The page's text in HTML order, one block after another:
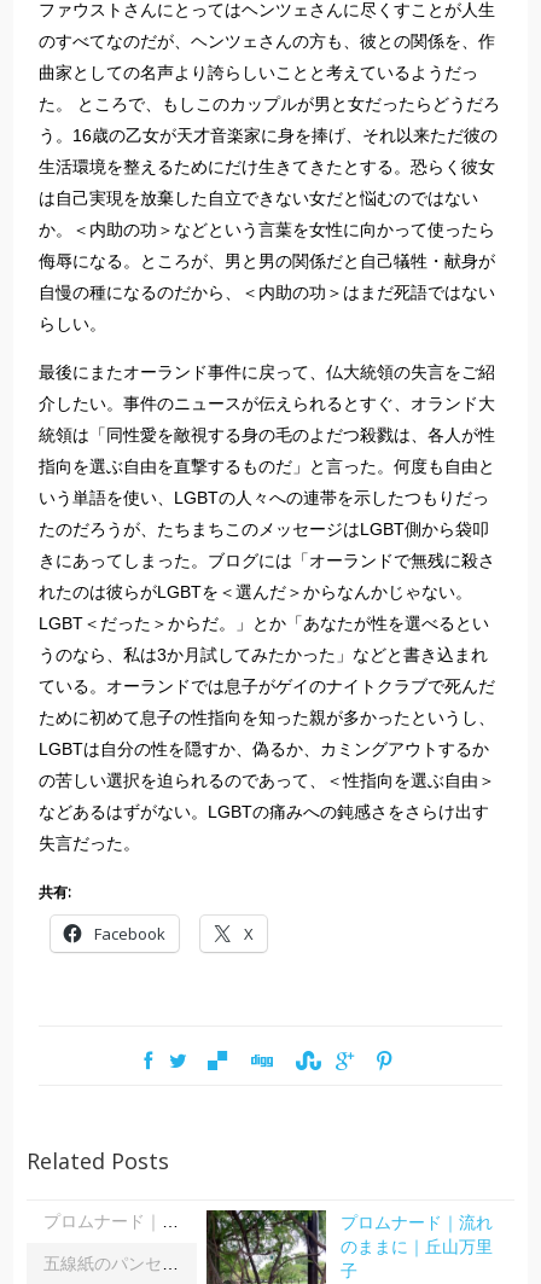
ファウストさんにとってはヘンツェさんに尽くすことが人生
のすべてなのだが、ヘンツェさんの方も、彼との関係を、作
曲家としての名声より誇らしいことと考えているようだっ
た。 ところで、もしこのカップルが男と女だったらどうだろ
う。16歳の乙女が天才音楽家に身を捧げ、それ以来ただ彼の
生活環境を整えるためにだけ生きてきたとする。恐らく彼女
は自己実現を放棄した自立できない女だと悩むのではない
か。＜内助の功＞などという言葉を女性に向かって使ったら
侮辱になる。ところが、男と男の関係だと自己犠牲・献身が
自慢の種になるのだから、＜内助の功＞はまだ死語ではない
らしい。
最後にまたオーランド事件に戻って、仏大統領の失言をご紹
介したい。事件のニュースが伝えられるとすぐ、オランド大
統領は「同性愛を敵視する身の毛のよだつ殺戮は、各人が性
指向を選ぶ自由を直撃するものだ」と言った。何度も自由と
いう単語を使い、LGBTの人々への連帯を示したつもりだっ
たのだろうが、たちまちこのメッセージはLGBT側から袋叩
きにあってしまった。ブログには「オーランドで無残に殺さ
れたのは彼らがLGBTを＜選んだ＞からなんかじゃない。
LGBT＜だった＞からだ。」とか「あなたが性を選べるとい
うのなら、私は3か月試してみたかった」などと書き込まれ
ている。オーランドでは息子がゲイのナイトクラブで死んだ
ために初めて息子の性指向を知った親が多かったというし、
LGBTは自分の性を隠すか、偽るか、カミングアウトするか
の苦しい選択を迫られるのであって、＜性指向を選ぶ自由＞
などあるはずがない。LGBTの痛みへの鈍感さをさらけ出す
失言だった。
共有:
Facebook X
Related Posts
プロムナード｜流れのままに｜丘山万里子
プロムナード｜流れ
のままに｜丘山万里
子